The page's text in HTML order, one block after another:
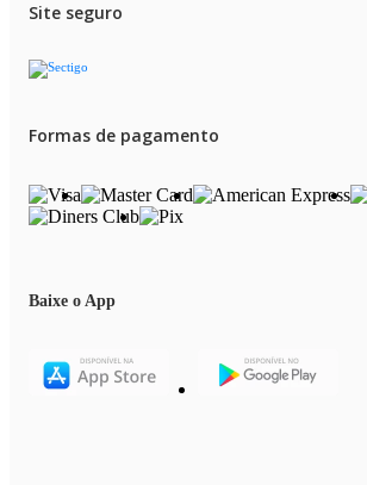
Site seguro
Formas de pagamento
Baixe o App